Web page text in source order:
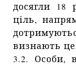
досягли 18
ціль,
визнають
3.2. Особи,